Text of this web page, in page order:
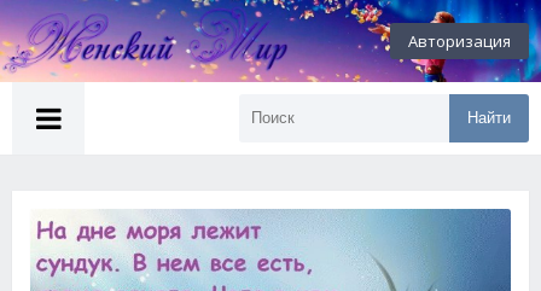
Авторизация
Найти